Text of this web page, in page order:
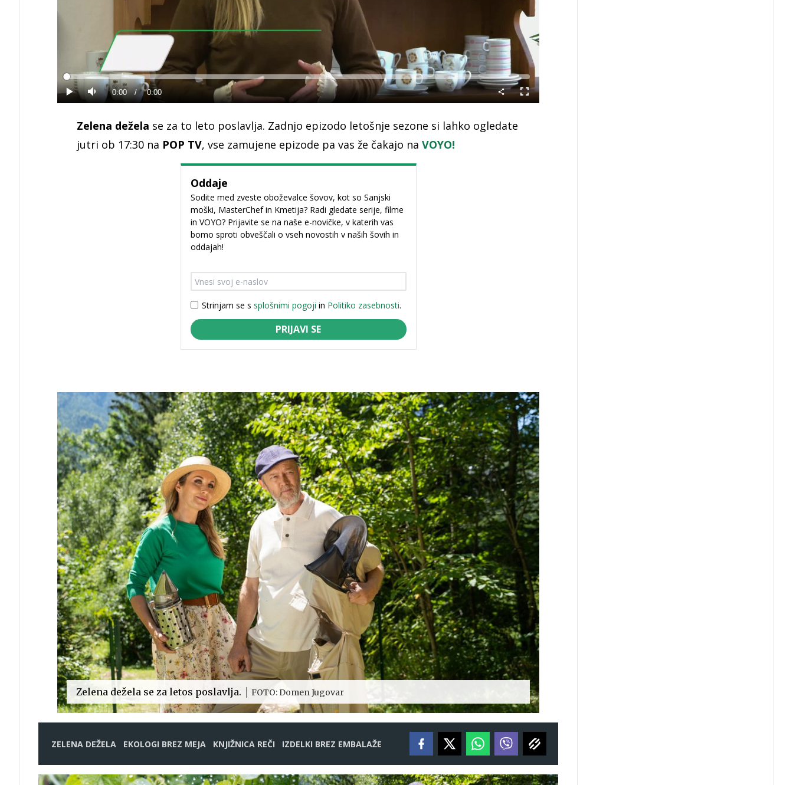
Predvajaj
Predvajaj
Tiho Current
0:00 / Duration
0:00
Loaded:
0%
Celozaslonski
način
Zelena dežela se za to leto poslavlja. Zadnjo epizodo letošnje sezone si lahko ogledate
jutri ob 17:30 na POP TV, vse zamujene epizode pa vas že čakajo na VOYO!
Oddaje
Sodite med zveste oboževalce šovov, kot so Sanjski
moški, MasterChef in Kmetija? Radi gledate serije, filme
in VOYO? Prijavite se na naše e-novičke, v katerih vas
bomo sproti obveščali o vseh novostih v naših šovih in
oddajah!
Strinjam se s splošnimi pogoji in Politiko zasebnosti.
PRIJAVI SE
Zelena dežela se za letos poslavlja. FOTO: Domen Jugovar
ZELENA DEŽELA EKOLOGI BREZ MEJA KNJIŽNICA REČI IZDELKI BREZ EMBALAŽE